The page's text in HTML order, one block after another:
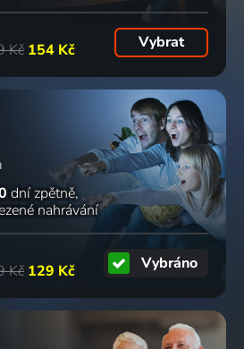
Kč 154 Kč Vybrat
dní zpětně
nahrávání
Kč 129 Kč Vybráno